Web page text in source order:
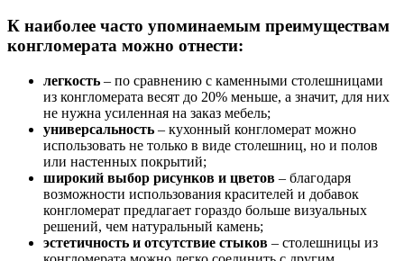
К наиболее часто упоминаемым преимуществам
конгломерата можно отнести:
легкость – по сравнению с каменными столешницами
из конгломерата весят до 20% меньше, а значит, для них
не нужна усиленная на заказ мебель;
универсальность – кухонный конгломерат можно
использовать не только в виде столешниц, но и полов
или настенных покрытий;
широкий выбор рисунков и цветов – благодаря
возможности использования красителей и добавок
конгломерат предлагает гораздо больше визуальных
решений, чем натуральный камень;
эстетичность и отсутствие стыков – столешницы из